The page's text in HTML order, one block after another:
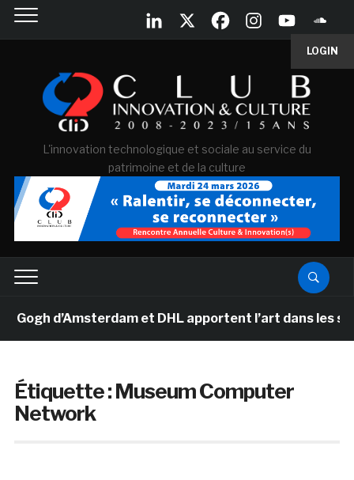
LOGIN
L'innovation technologique et sociale au service du
patrimoine et de la culture
d’Amsterdam et DHL apportent l’art dans les
Étiquette :Museum Computer
Network